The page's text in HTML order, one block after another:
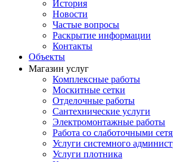
История
Новости
Частые вопросы
Раскрытие информации
Контакты
Объекты
Магазин услуг
Комплексные работы
Москитные сетки
Отделочные работы
Сантехнические услуги
Электромонтажные работы
Работа со слаботочными
Услуги системного
Услуги плотника